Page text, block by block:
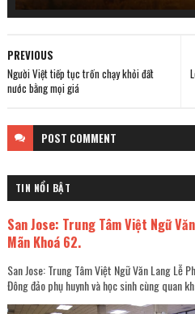
PREVIOUS
Người Việt tiếp tục trốn chạy khỏi đất
nước bằng mọi giá
POST COMMENT
TIN NỔI BẬT
San Jose: Trung Tâm Việt Ngữ
Mãn Khoá 62.
San Jose: Trung Tâm Việt Ngữ Văn Lang Lễ
Đông đảo phụ huynh và học sinh cùng quan